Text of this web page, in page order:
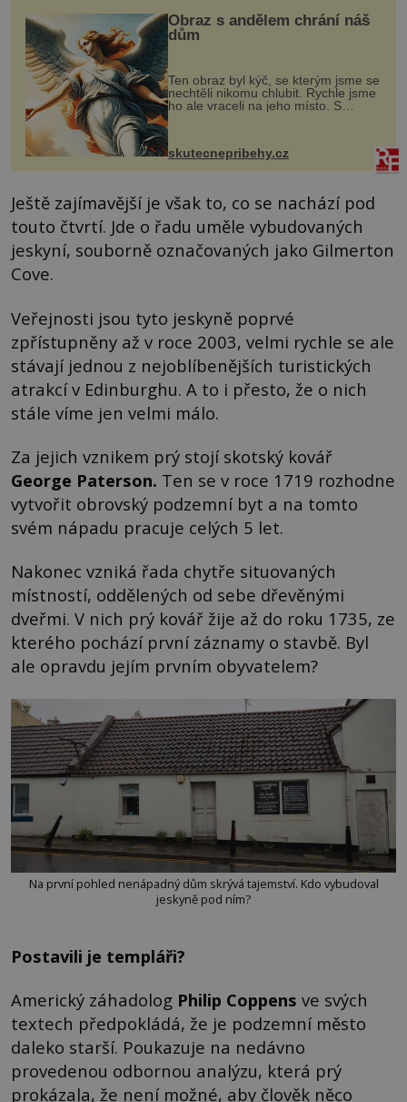
Obraz s andělem chrání náš
dům
Ten obraz byl kýč, se kterým jsme se
nechtěli nikomu chlubit. Rychle jsme
ho ale vraceli na jeho místo. S
manželem Vaškem jsme si pořídili
chaloupku, takový domek na severu
Čech, kde jsme si naplánova...
skutecnepribehy.cz
Ještě zajímavější je však to, co se nachází pod
touto čtvrtí. Jde o řadu uměle vybudovaných
jeskyní, souborně označovaných jako Gilmerton
Cove.
Veřejnosti jsou tyto jeskyně poprvé
zpřístupněny až v roce 2003, velmi rychle se ale
stávají jednou z nejoblíbenějších turistických
atrakcí v Edinburghu. A to i přesto, že o nich
stále víme jen velmi málo.
Za jejich vznikem prý stojí skotský kovář
George Paterson. Ten se v roce 1719 rozhodne
vytvořit obrovský podzemní byt a na tomto
svém nápadu pracuje celých 5 let.
Nakonec vzniká řada chytře situovaných
místností, oddělených od sebe dřevěnými
dveřmi. V nich prý kovář žije až do roku 1735, ze
kterého pochází první záznamy o stavbě. Byl
ale opravdu jejím prvním obyvatelem?
Na první pohled nenápadný dům skrývá tajemství. Kdo vybudoval
jeskyně pod ním?
Postavili je templáři?
Americký záhadolog Philip Coppens ve svých
textech předpokládá, že je podzemní město
daleko starší. Poukazuje na nedávno
provedenou odbornou analýzu, která prý
prokázala, že není možné, aby člověk něco